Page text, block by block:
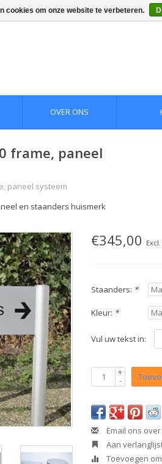
OVER ONS
frame, paneel
paneel systeem
en staanders huismerk
€345,00
Staanders: *
Kleur: *
Vul uw tekst in:
+
-
Email ons
Aan
Toevoegen
cookies om onze website te verbeteren.